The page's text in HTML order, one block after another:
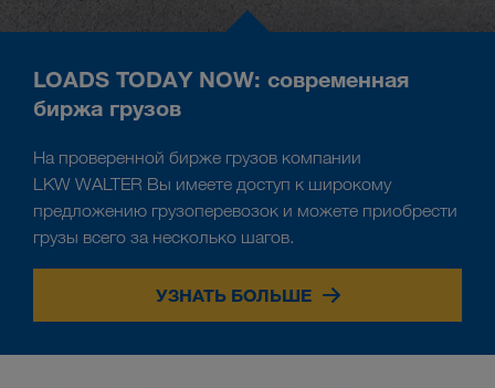
LOADS TODAY NOW: современная
биржа грузов
На проверенной бирже грузов компании
LKW WALTER Вы имеете доступ к широкому
предложению грузоперевозок и можете приобрести
грузы всего за несколько шагов.
УЗНАТЬ БОЛЬШЕ